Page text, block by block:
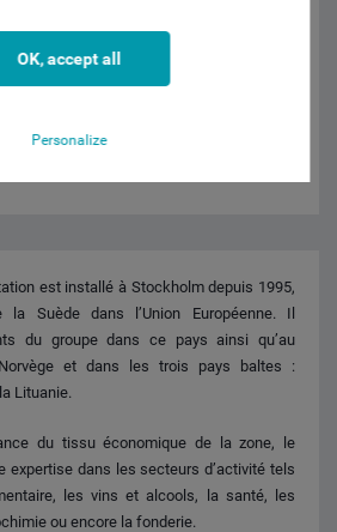
est installé à Stockholm depuis 1995,
la Suède dans l’Union Européenne. Il
du groupe dans ce pays ainsi qu’au
Norvège et dans les trois pays baltes :
Lituanie.
du tissu économique de la zone, le
expertise dans les secteurs d’activité tels
les vins et alcools, la santé, les
ou encore la fonderie.
OK, accept all
Personalize